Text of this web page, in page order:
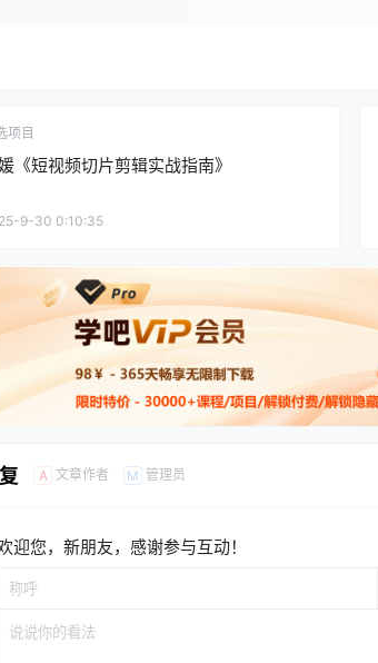
项目
《短视频切片剪辑实战指南》
9-30 0:10:35
A 文章作者 M 管理员
迎您，新朋友，感谢参与互动！